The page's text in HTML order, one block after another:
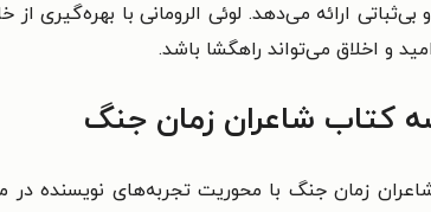
و بی‌ثباتی ارائه می‌دهد. لوئی الرومانی با
و اخلاق می‌تواند راهگشا باشد.
کتاب شاعران زمان جنگ
زمان جنگ با محوریت تجربه‌های نویسنده در